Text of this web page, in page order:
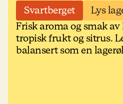
Svartberget
Lys
Frisk aroma og smak
tropisk frukt og sitrus.
balansert som en